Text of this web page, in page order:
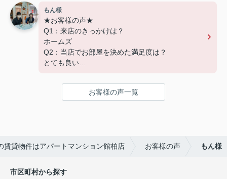
引越し業者のご紹介やインターネット回線のご相
談、その他入居中のお困りごとなどございました
ら、どうぞお気軽にご相談ください。
アパートマンション館は365日毎日キャンペーン
開催中！ お問い合わせは 04(7167)1222までどう
ぞ♪
---------------------------
この度は弊社でのご契約ありがとうございまし
た！
アパートマンション館では、お部屋のご紹介だけ
でなく、入居後のアフターフォローもさせて頂いて
引越し業者のご紹介やインターネット回線のご相
談、その他入居中のお困りごとなどございました
もん様
★お客様の声★
Q1：来店のきっかけは？
ホームズ
Q2：当店でお部屋を決めた満足度は？
とても良い
アパートマンション館では、お部屋のご紹介だけ
でなく、入居後のアフターフォローもさせて頂いて
引越し業者のご紹介やインターネット回線のご相
お客様の声一覧
賃貸物件はアパートマンション館柏店 お客様の声 もん様
市区町村から探す